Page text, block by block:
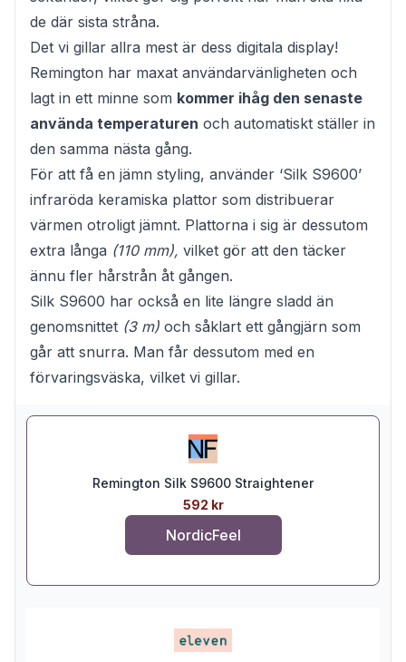
de där sista stråna.
Det vi gillar allra mest är dess digitala display!
Remington har maxat användarvänligheten och
lagt in ett minne som kommer ihåg den senaste
använda temperaturen och automatiskt ställer in
den samma nästa gång.
För att få en jämn styling, använder ‘Silk S9600’
infraröda keramiska plattor som distribuerar
värmen otroligt jämnt. Plattorna i sig är dessutom
extra långa (110 mm), vilket gör att den täcker
ännu fler hårstrån åt gången.
Silk S9600 har också en lite längre sladd än
genomsnittet (3 m) och såklart ett gångjärn som
går att snurra. Man får dessutom med en
förvaringsväska, vilket vi gillar.
Remington Silk S9600 Straightener
592 kr
NordicFeel